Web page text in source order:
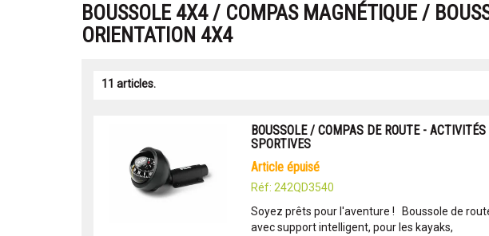
BOUSSOLE 4X4 / COMPAS MAGNÉTIQUE /
ORIENTATION 4X4
11 articles.
BOUSSOLE / COMPAS DE ROUTE - ACTIVITÉS
SPORTIVES
article épuisé
Réf: 242QD3540
Soyez prêts pour l'aventure ! Boussole de
avec support intelligent, pour les kayaks,